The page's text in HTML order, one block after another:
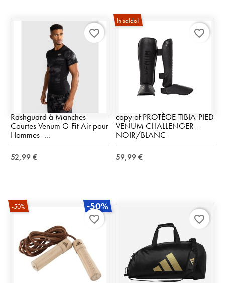
Rashguard à Manches
Courtes Venum G-Fit Air pour
Hommes -...
52,99 €
favorite_border
In saldo!
copy of PROTÈGE-TIBIA-PIED
VENUM CHALLENGER -
NOIR/BLANC
59,99 €
favorite_border
-50% -50%
favorite_border favorite_border